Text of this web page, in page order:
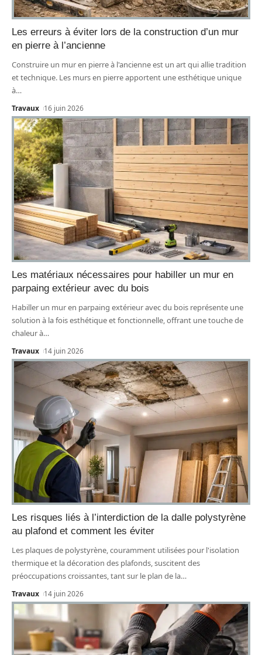
Les erreurs à éviter lors de la construction d’un mur
en pierre à l’ancienne
Construire un mur en pierre à l'ancienne est un art qui allie tradition
et technique. Les murs en pierre apportent une esthétique unique
à…
Travaux 16 juin 2026
Les matériaux nécessaires pour habiller un mur en
parpaing extérieur avec du bois
Habiller un mur en parpaing extérieur avec du bois représente une
solution à la fois esthétique et fonctionnelle, offrant une touche de
chaleur à…
Travaux 14 juin 2026
Les risques liés à l’interdiction de la dalle polystyrène
au plafond et comment les éviter
Les plaques de polystyrène, couramment utilisées pour l'isolation
thermique et la décoration des plafonds, suscitent des
préoccupations croissantes, tant sur le plan de la…
Travaux 14 juin 2026